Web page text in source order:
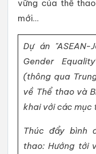
vững của thể
mới...
Dự án
Gender
(thông qua
về Thể thao và
khai với các mục
Thúc đẩy bình
thao: Hướng tới